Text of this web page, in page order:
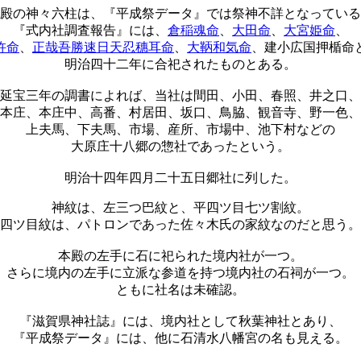
の神々六柱は、『平成祭データ』では祭神不詳となってい
『式内社調査報告』には、 倉稲魂命 大田命 大宮姫命
命
正哉吾勝速日天忍穗耳命 大鞆和気命 、建小広国押楯命
明治四十二年に合祀されたものとある。
延宝三年の調書によれば、当社は間田、小田、春照、井之口、
本庄、本庄中、高番、村居田、坂口、鳥脇、観音寺、野一色、
上夫馬、下夫馬、市場、産所、市場中、池下村などの
大原庄十八郷の惣社であったという。
明治十四年四月二十五日郷社に列した。
神紋は、左三つ巴紋と、平四ツ目七ツ割紋。
四ツ目紋は、パトロンであった佐々木氏の家紋なのだと思う。
本殿の左手に石に祀られた境内社が一つ。
さらに境内の左手に立派な参道を持つ境内社の石祠が一つ。
ともに社名は未確認。
『滋賀県神社誌』には、境内社として秋葉神社とあり、
『平成祭データ』には、他に石清水八幡宮の名も見える。